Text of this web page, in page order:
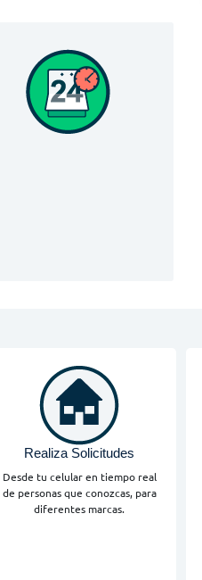
Realiza Solicitudes
Desde tu celular en tiempo real
de personas que conozcas, para
diferentes marcas.